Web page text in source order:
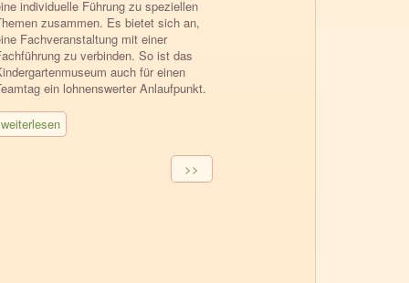
individuelle Führung zu speziellen
zusammen. Es bietet sich an,
Fachveranstaltung mit einer
zu verbinden. So ist das
auch für einen
ein lohnenswerter Anlaufpunkt.
weiterlesen
Nächste
Seite
>>